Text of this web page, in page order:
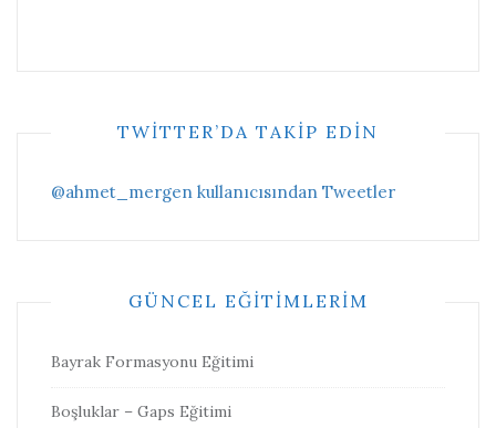
TWITTER’DA TAKIP EDIN
@ahmet_mergen kullanıcısından Tweetler
GÜNCEL EĞITIMLERIM
Bayrak Formasyonu Eğitimi
Boşluklar – Gaps Eğitimi